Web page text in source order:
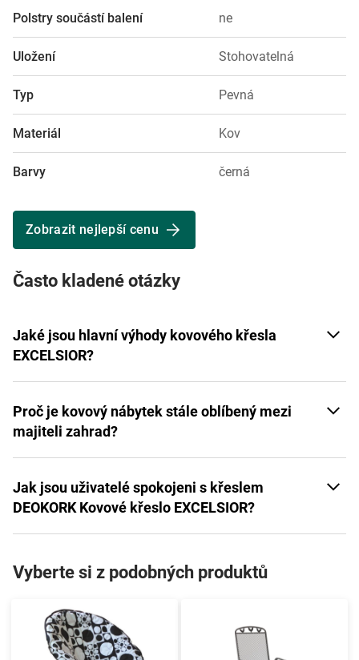
Polstry součástí balení ne
Uložení Stohovatelná
Typ Pevná
Materiál Kov
Barvy černá
Zobrazit nejlepší cenu
Často kladené otázky
Jaké jsou hlavní výhody kovového křesla
EXCELSIOR?
Proč je kovový nábytek stále oblíbený mezi
majiteli zahrad?
Jak jsou uživatelé spokojeni s křeslem
DEOKORK Kovové křeslo EXCELSIOR?
Vyberte si z podobných produktů